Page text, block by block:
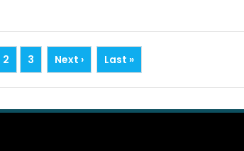
2 3 Next › Last »